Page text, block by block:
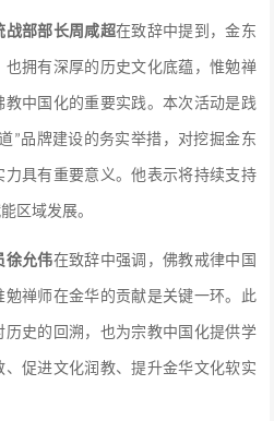
战部部长周咸超在致辞中提到，金东
拥有深厚的历史文化底蕴，惟勉禅
中国化的重要实践。本次活动是践
”品牌建设的务实举措，对挖掘金东
具有重要意义。他表示将持续支持
区域发展。
徐允伟在致辞中强调，佛教戒律中国
禅师在金华的贡献是关键一环。此
史的回溯，也为宗教中国化提供学
促进文化润教、提升金华文化软实